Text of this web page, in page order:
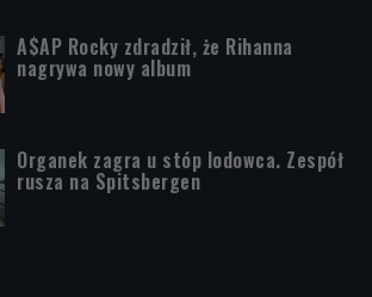
A$AP Rocky zdradził, że Rihanna
nagrywa nowy album
Organek zagra u stóp lodowca. Zespół
rusza na Spitsbergen